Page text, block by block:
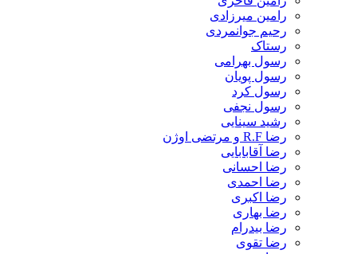
رامین میرزادی
رحیم جوانمردی
رستاک
رسول بهرامی
رسول پویان
رسول کرد
رسول نجفی
رشید سینایی
رضا R.F و مرتضی اوژن
رضا آقابابایی
رضا احسانی
رضا احمدی
رضا اکبری
رضا بهاری
رضا بیدرام
رضا تقوی